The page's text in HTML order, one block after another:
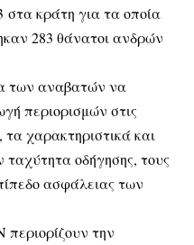
στα κράτη για τα οποία
283 θάνατοι ανδρών
των αναβατών να
περιορισμών στις
χαρακτηριστικά και
οδήγησης, τους
ασφάλειας των
περιορίζουν την